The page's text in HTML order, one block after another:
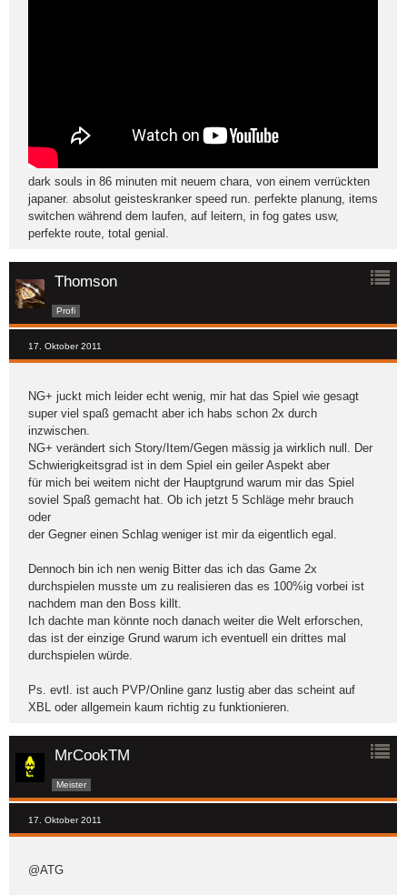
dark souls in 86 minuten mit neuem chara, von einem verrückten
japaner. absolut geisteskranker speed run. perfekte planung, items
switchen während dem laufen, auf leitern, in fog gates usw,
perfekte route, total genial.
Thomson
Profi
17. Oktober 2011
NG+ juckt mich leider echt wenig, mir hat das Spiel wie gesagt
super viel spaß gemacht aber ich habs schon 2x durch
inzwischen.
NG+ verändert sich Story/Item/Gegen mässig ja wirklich null. Der
Schwierigkeitsgrad ist in dem Spiel ein geiler Aspekt aber
für mich bei weitem nicht der Hauptgrund warum mir das Spiel
soviel Spaß gemacht hat. Ob ich jetzt 5 Schläge mehr brauch
oder
der Gegner einen Schlag weniger ist mir da eigentlich egal.
Dennoch bin ich nen wenig Bitter das ich das Game 2x
durchspielen musste um zu realisieren das es 100%ig vorbei ist
nachdem man den Boss killt.
Ich dachte man könnte noch danach weiter die Welt erforschen,
das ist der einzige Grund warum ich eventuell ein drittes mal
durchspielen würde.
Ps. evtl. ist auch PVP/Online ganz lustig aber das scheint auf
XBL oder allgemein kaum richtig zu funktionieren.
MrCookTM
Meister
17. Oktober 2011
@ATG